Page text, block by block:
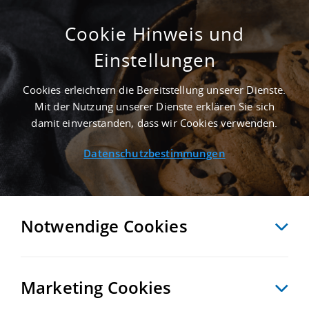
7.000 M² GRUNDSTÜCK IN COTTBUS NAHE
GÜTERVERKEHRSZENTRUM TERMINAL
SCHWARZHEIDE
Startseite/ Immobiliensuche/ Detailansicht
ZURÜCK MERKEN VERGLEICHEN EXPORT PDF
Cookie Hinweis und
Einstellungen
Cookies erleichtern die Bereitstellung unserer Dienste.
Mit der Nutzung unserer Dienste erklären Sie sich
damit einverstanden, dass wir Cookies verwenden.
Datenschutzbestimmungen
Notwendige Cookies
Marketing Cookies